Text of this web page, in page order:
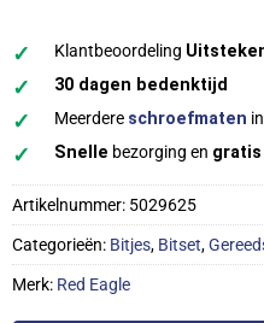
✓ Klantbeoordeling
✓ 30 dagen bedenktijd
✓ Meerdere schroefmaten
✓ Snelle bezorging en gratis
Artikelnummer: 5029625
Categorieën: Bitjes, Bitset,
Merk: Red Eagle